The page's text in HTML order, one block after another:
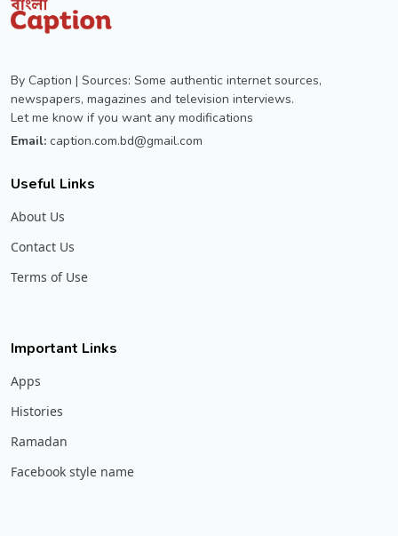
By Caption | Sources: Some authentic internet sources,
newspapers, magazines and television interviews.
Let me know if you want any modifications
Email: caption.com.bd@gmail.com
Useful Links
About Us
Contact Us
Terms of Use
Important Links
Apps
Histories
Ramadan
Facebook style name